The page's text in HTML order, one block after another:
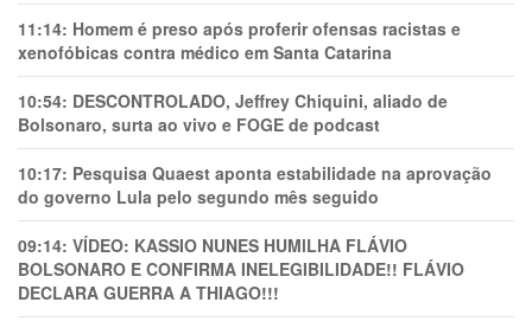
11:14: Homem é preso após proferir ofensas racistas e
xenofóbicas contra médico em Santa Catarina
10:54: DESCONTROLADO, Jeffrey Chiquini, aliado de
Bolsonaro, surta ao vivo e FOGE de podcast
10:17: Pesquisa Quaest aponta estabilidade na aprovação
do governo Lula pelo segundo mês seguido
09:14: VÍDEO: KASSIO NUNES HUMlLHA FLÁVIO
BOLSONARO E CONFIRMA INELEGIBILIDADE!! FLÁVIO
DECLARA GUERRA A THIAGO!!!